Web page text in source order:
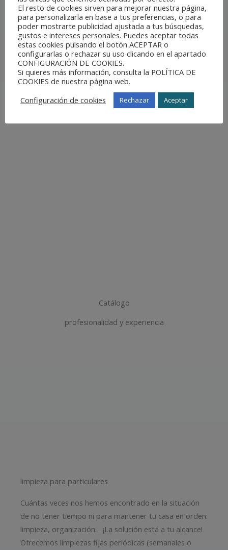
Si buscas un trato familiar y mucha profesionalidad a la
hora de realizar servicios de limpieza esta es la empresa
que necesitas.
Total Services Canariasse encargará de que los
resultados sean óptimos en cualquiera de las tareas
realizadas por parte de nuestro equipo.
Catálogo
profesionalidad y experiencia
limpieza para particulares
Cuántas veces nos hemos encontrado en la situación
de no tener tiempo ni para mantener tu casa en orden:
limpieza, organización… ¡La solución está a tu alcance!
Ofrecemos limpiezas fijas periódicas (semanales o
El resto de cookies sirven para mejorar nuestra página,
para personalizarla en base a tus preferencias, o para
poder mostrarte publicidad ajustada a tus búsquedas,
gustos e intereses personales. Puedes aceptar todas
estas cookies pulsando el botón ACEPTAR o
configurarlas o rechazar su uso clicando en el apartado
CONFIGURACIÓN DE COOKIES.
Si quieres más información, consulta la POLÍTICA DE
COOKIES de nuestra página web.
Configuración de cookies
Rechazar Aceptar